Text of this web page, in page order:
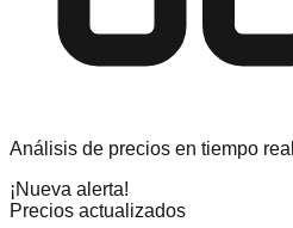
Análisis de precios en tiempo real
¡Nueva alerta!
Precios actualizados